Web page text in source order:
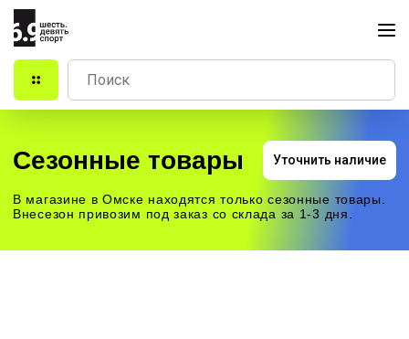
Сезонные товары
В магазине в Омске находятся только сезонные товары.
Внесезон привозим под заказ со склада за 1-3 дня.